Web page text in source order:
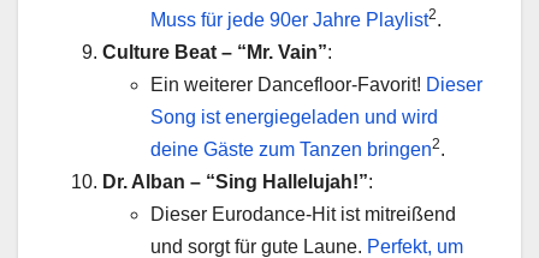
Muss für jede 90er Jahre Playlist2.
Culture Beat – “Mr. Vain”:
Ein weiterer Dancefloor-Favorit! Dieser
Song ist energiegeladen und wird
deine Gäste zum Tanzen bringen2.
Dr. Alban – “Sing Hallelujah!”:
Dieser Eurodance-Hit ist mitreißend
und sorgt für gute Laune. Perfekt, um